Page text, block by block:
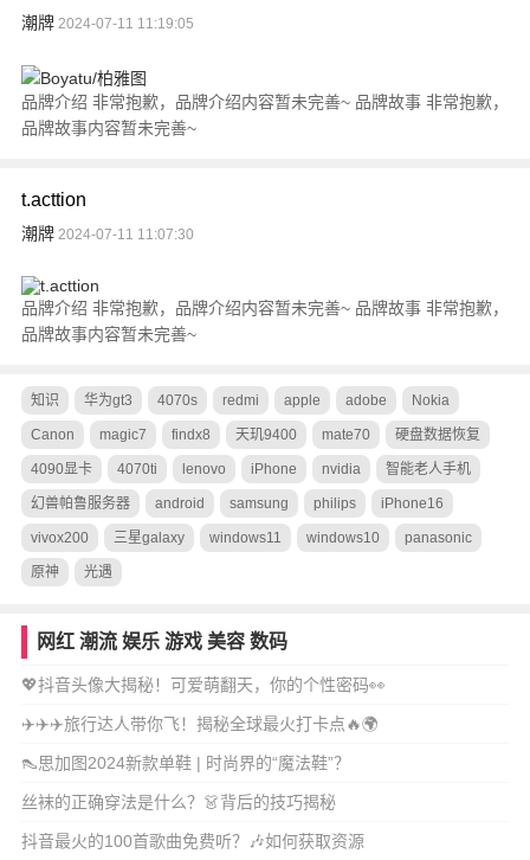
潮牌2024-07-11 11:19:05
品牌介绍 非常抱歉，品牌介绍内容暂未完善~ 品牌故事 非常抱歉，
品牌故事内容暂未完善~
t.acttion
潮牌2024-07-11 11:07:30
品牌介绍 非常抱歉，品牌介绍内容暂未完善~ 品牌故事 非常抱歉，
品牌故事内容暂未完善~
知识 华为gt3 4070s redmi apple adobe Nokia
Canon magic7 findx8 天玑9400 mate70 硬盘数据恢复
4090显卡 4070ti lenovo iPhone nvidia 智能老人手机
幻兽帕鲁服务器 android samsung philips iPhone16
vivox200 三星galaxy windows11 windows10 panasonic
原神 光遇
网红 潮流 娱乐 游戏 美容 数码
💖抖音头像大揭秘！可爱萌翻天，你的个性密码👀
✈️✈️✈️旅行达人带你飞！揭秘全球最火打卡点🔥🌍
👠思加图2024新款单鞋 | 时尚界的“魔法鞋”？
丝袜的正确穿法是什么？👗背后的技巧揭秘
抖音最火的100首歌曲免费听？🎶如何获取资源